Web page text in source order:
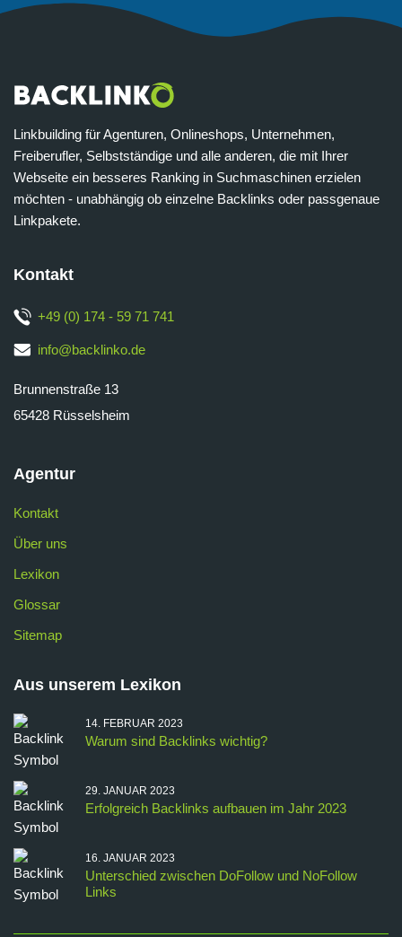
Linkbuilding für Agenturen, Onlineshops, Unternehmen,
Freiberufler, Selbstständige und alle anderen, die mit Ihrer
Webseite ein besseres Ranking in Suchmaschinen erzielen
möchten - unabhängig ob einzelne Backlinks oder passgenaue
Linkpakete.
Kontakt
+49 (0) 174 - 59 71 741
info@backlinko.de
Brunnenstraße 13
65428 Rüsselsheim
Agentur
Kontakt
Über uns
Lexikon
Glossar
Sitemap
Aus unserem Lexikon
14. FEBRUAR 2023
Warum sind Backlinks wichtig?
29. JANUAR 2023
Erfolgreich Backlinks aufbauen im Jahr 2023
16. JANUAR 2023
Unterschied zwischen DoFollow und NoFollow
Links